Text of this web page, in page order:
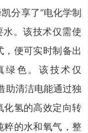
分享了“电化学制
水。该技术仅需使
便可实时制备出
绿色。该技术仅
助清洁电能通过独
化氢的高效定向转
粹的水和氧气，整